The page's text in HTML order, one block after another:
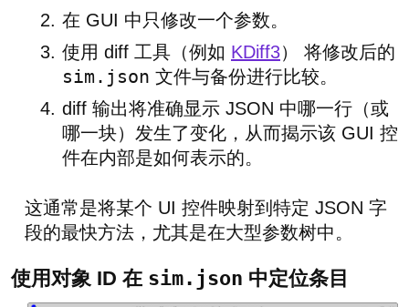
在 GUI 中只修改一个参数。
使用 diff 工具（例如 KDiff3） 将修改后的
sim.json 文件与备份进行比较。
diff 输出将准确显示 JSON 中哪一行（或
哪一块）发生了变化，从而揭示该 GUI 控
件在内部是如何表示的。
这通常是将某个 UI 控件映射到特定 JSON 字
段的最快方法，尤其是在大型参数树中。
使用对象 ID 在 sim.json 中定位条目